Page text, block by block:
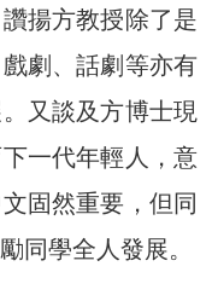
揚方教授除了是
劇、話劇等亦有
又談及方博士現
一代年輕人，意
固然重要，但同
同學全人發展。